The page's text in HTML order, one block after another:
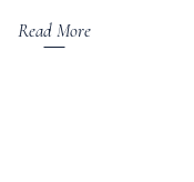
Read More